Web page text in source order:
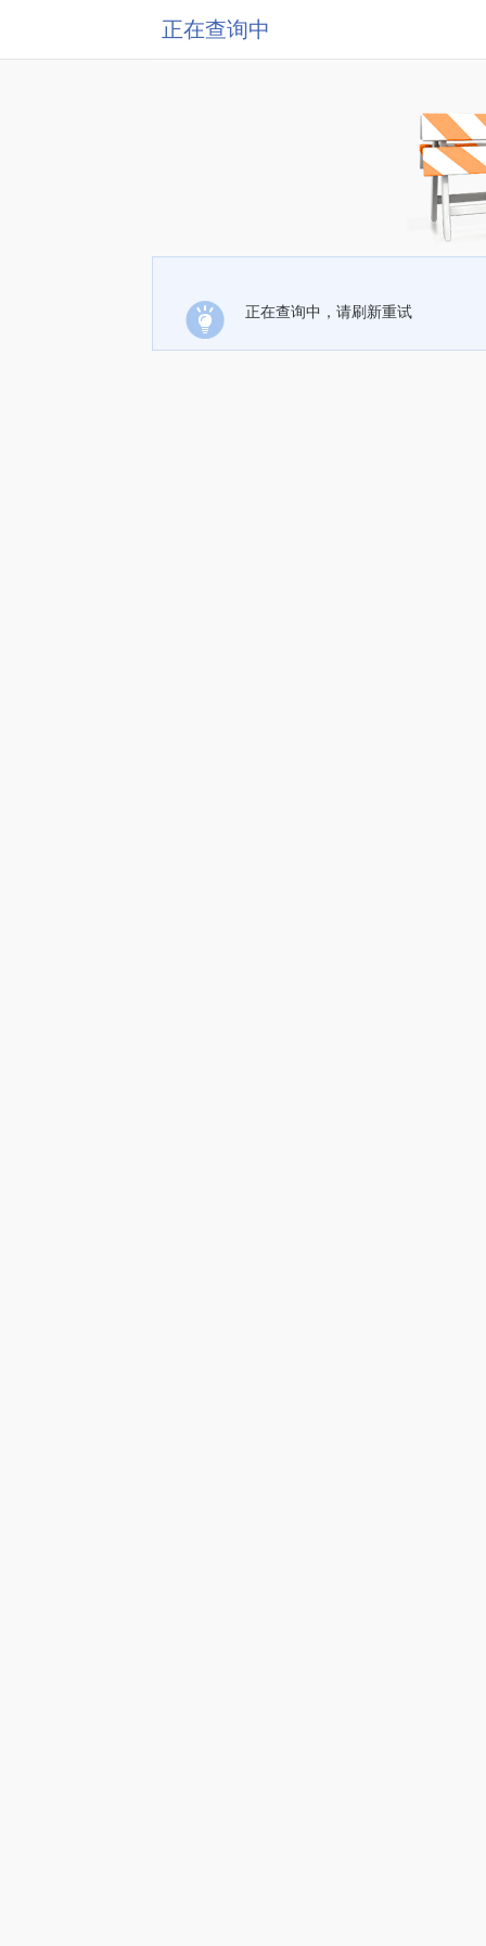
正在查询中
正在查询中，请刷新重试